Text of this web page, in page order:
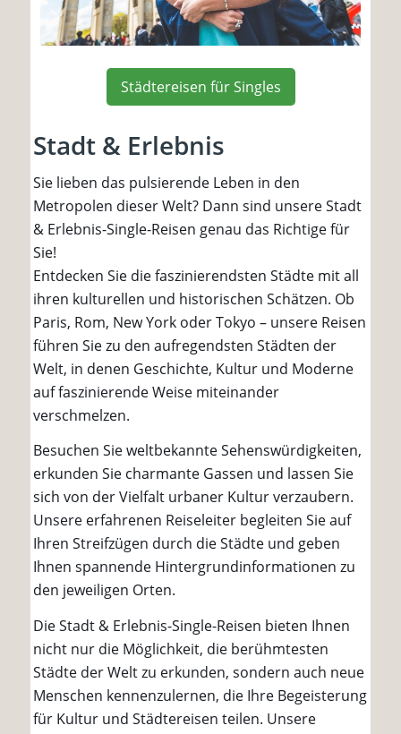
Städtereisen für Singles
Stadt & Erlebnis
Sie lieben das pulsierende Leben in den
Metropolen dieser Welt? Dann sind unsere Stadt
& Erlebnis-Single-Reisen genau das Richtige für
Sie!
Entdecken Sie die faszinierendsten Städte mit all
ihren kulturellen und historischen Schätzen. Ob
Paris, Rom, New York oder Tokyo – unsere Reisen
führen Sie zu den aufregendsten Städten der
Welt, in denen Geschichte, Kultur und Moderne
auf faszinierende Weise miteinander
verschmelzen.
Besuchen Sie weltbekannte Sehenswürdigkeiten,
erkunden Sie charmante Gassen und lassen Sie
sich von der Vielfalt urbaner Kultur verzaubern.
Unsere erfahrenen Reiseleiter begleiten Sie auf
Ihren Streifzügen durch die Städte und geben
Ihnen spannende Hintergrundinformationen zu
den jeweiligen Orten.
Die Stadt & Erlebnis-Single-Reisen bieten Ihnen
nicht nur die Möglichkeit, die berühmtesten
Städte der Welt zu erkunden, sondern auch neue
Menschen kennenzulernen, die Ihre Begeisterung
für Kultur und Städtereisen teilen. Unsere